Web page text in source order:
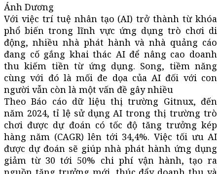
Ánh Dương
Với việc trí tuệ nhân tạo (AI) trở thành từ khóa
phổ biến trong lĩnh vực ứng dụng trò chơi di
động, nhiều nhà phát hành và nhà quảng cáo
đang cố gắng khai thác AI để nâng cao doanh
thu kiếm tiền từ ứng dụng. Song, tiềm năng
cùng với đó là mối đe dọa của AI đối với con
người vẫn còn là một vấn đề gây nhiều
Theo Báo cáo dữ liệu thị trường Gitnux, đến
năm 2024, tỉ lệ sử dụng AI trong thị trường trò
chơi được dự đoán có tốc độ tăng trưởng kép
hàng năm (CAGR) lên tới 34,4%. Việc tối ưu AI
được dự đoán sẽ giúp nhà phát hành ứng dụng
giảm từ 30 tới 50% chi phí vận hành, tạo ra